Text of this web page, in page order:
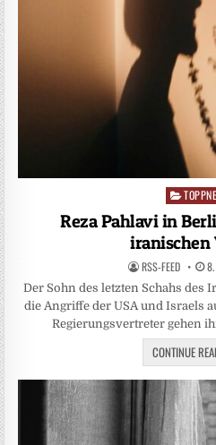
Posted
in
Reza Pahlavi in
iranischen
RSS-FEED 8.
Der Sohn des letzten Schahs des
die Angriffe der USA und Israels
Regierungsvertreter gehen
CONTINUE